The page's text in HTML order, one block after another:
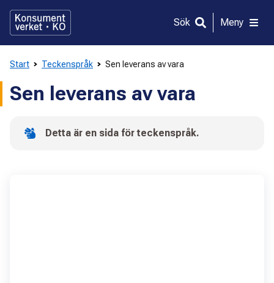
direkt
innehållet
Sök Meny
Start Teckenspråk Sen leverans av vara
Sen leverans av vara
Detta är en sida för teckenspråk.